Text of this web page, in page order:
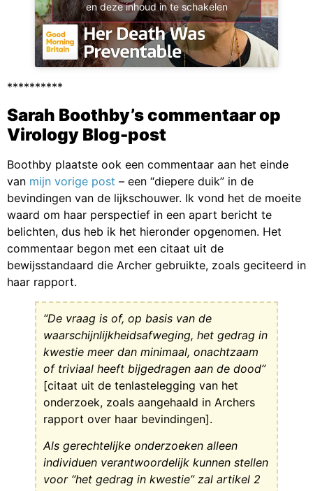
en deze inhoud in te schakelen
**********
Sarah Boothby’s commentaar op
Virology Blog-post
Boothby plaatste ook een commentaar aan het einde
van mijn vorige post – een “diepere duik” in de
bevindingen van de lijkschouwer. Ik vond het de moeite
waard om haar perspectief in een apart bericht te
belichten, dus heb ik het hieronder opgenomen. Het
commentaar begon met een citaat uit de
bewijsstandaard die Archer gebruikte, zoals geciteerd in
haar rapport.
“De vraag is of, op basis van de
waarschijnlijkheidsafweging, het gedrag in
kwestie meer dan minimaal, onachtzaam
of triviaal heeft bijgedragen aan de dood”
[citaat uit de tenlastelegging van het
onderzoek, zoals aangehaald in Archers
rapport over haar bevindingen].
Als gerechtelijke onderzoeken alleen
individuen verantwoordelijk kunnen stellen
voor “het gedrag in kwestie” zal artikel 2